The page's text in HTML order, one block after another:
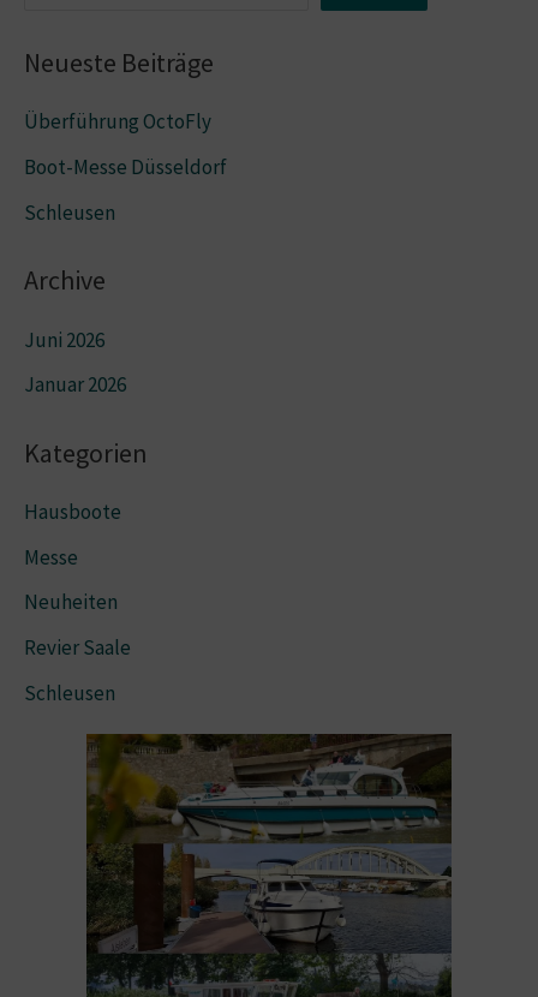
Neueste Beiträge
Überführung OctoFly
Boot-Messe Düsseldorf
Schleusen
Archive
Juni 2026
Januar 2026
Kategorien
Hausboote
Messe
Neuheiten
Revier Saale
Schleusen